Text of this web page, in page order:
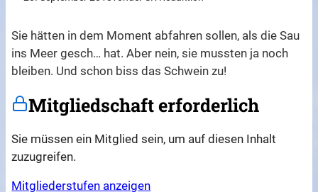
Sie hätten in dem Moment abfahren sollen, als die Sau
ins Meer gesch… hat. Aber nein, sie mussten ja noch
bleiben. Und schon biss das Schwein zu!
Mitgliedschaft erforderlich
Sie müssen ein Mitglied sein, um auf diesen Inhalt
zuzugreifen.
Mitgliederstufen anzeigen